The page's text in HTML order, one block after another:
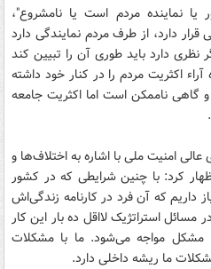
یا نماینده مردم است یا نامشروع"،
دارد، از طرف مردم نمایندگی دارد
نظری دارد باید طوری آن را تبیین کند
اکثریت مردم را در کنار خود داشته
گاهی ناممکن است اما اکثریت جامعه
امنیت ملی با اشاره به اختلاف‌ها و
کرد: با چنین شرایطی که در کشور
داریم که آن فرد در کارنامه زندگی‌اش
مسائل استراتژیک لااقل ده بار این کار
مشکل مواجه می‌شود. ما با مشکلات
ما ریشه داخلی دارد.